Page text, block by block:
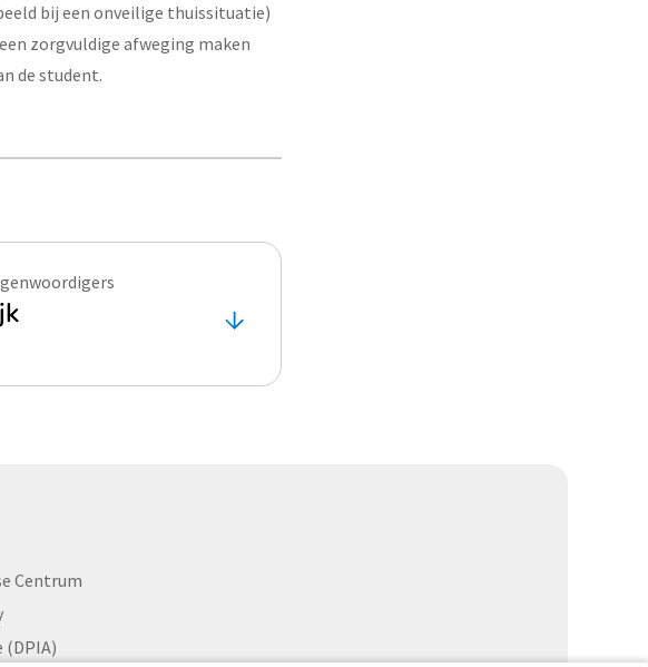
bij een onveilige thuissituatie)
zorgvuldige afweging maken
de student.
Centrum
(DPIA)